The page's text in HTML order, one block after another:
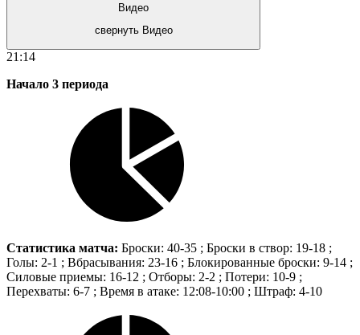
Видео
свернуть Видео
21:14
Начало 3 периода
Статистика матча: Броски: 40-35 ; Броски в створ: 19-18 ;
Голы: 2-1 ; Вбрасывания: 23-16 ; Блокированные броски: 9-14 ;
Силовые приемы: 16-12 ; Отборы: 2-2 ; Потери: 10-9 ;
Перехваты: 6-7 ; Время в атаке: 12:08-10:00 ; Штраф: 4-10